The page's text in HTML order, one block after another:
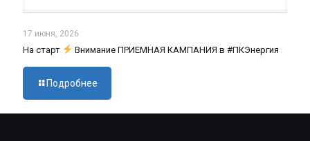
17 июня, 2026
На старт Внимание ПРИЕМНАЯ КАМПАНИЯ в #ПКЭнергия
Подробнее